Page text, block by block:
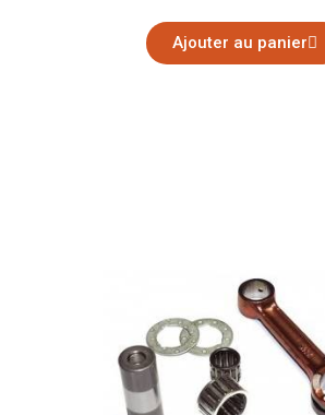
Ajouter au panier